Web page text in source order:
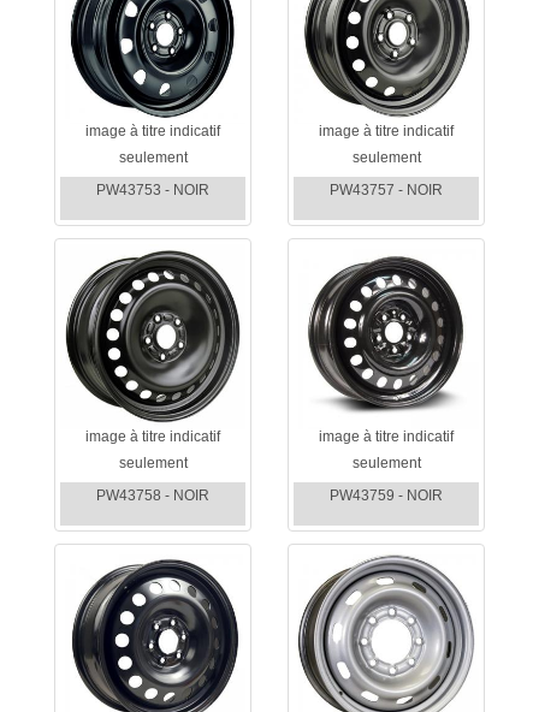
image à titre indicatif
seulement
PW43753 - NOIR
image à titre indicatif
seulement
PW43757 - NOIR
image à titre indicatif
seulement
PW43758 - NOIR
image à titre indicatif
seulement
PW43759 - NOIR